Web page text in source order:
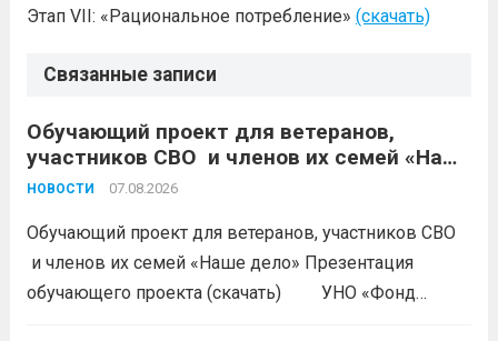
Этап VII: «Рациональное потребление» (скачать)
Связанные записи
Обучающий проект для ветеранов,
участников СВО и членов их семей «Наше
дело»
НОВОСТИ 07.08.2026
Обучающий проект для ветеранов, участников СВО
и членов их семей «Наше дело» Презентация
обучающего проекта (скачать) УНО «Фонд